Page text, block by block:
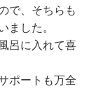
で、そちらも
ました。
呂に入れて喜
ポートも万全